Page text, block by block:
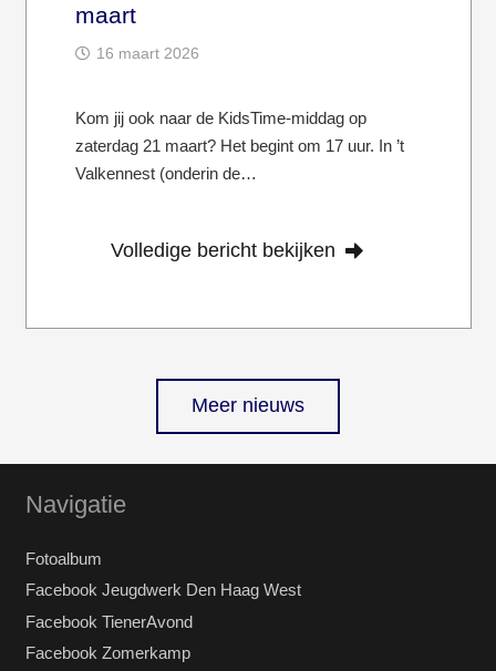
maart
16 maart 2026
Kom jij ook naar de KidsTime-middag op
zaterdag 21 maart? Het begint om 17 uur. In ’t
Valkennest (onderin de…
Volledige bericht bekijken
Meer nieuws
Navigatie
Fotoalbum
Facebook Jeugdwerk Den Haag West
Facebook TienerAvond
Facebook Zomerkamp